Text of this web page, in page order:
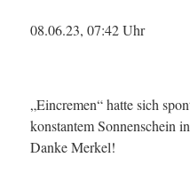
08.06.23, 07:42 Uhr
„Eincremen“ hatte sich
konstantem Sonnenschein
Danke Merkel!